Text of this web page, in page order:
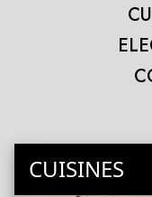
CUISINES